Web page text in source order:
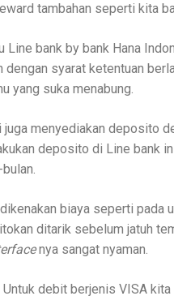
tambahan seperti kita
Line bank by bank Hana
syarat ketentuan
yang suka menabung.
menyediakan deposito
deposito di Line bank
biaya seperti pada
ditarik sebelum jatuh
nya sangat nyaman.
debit berjenis VISA kita